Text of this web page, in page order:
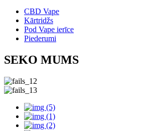
CBD Vape
Kārtridžs
Pod Vape ierīce
Piederumi
SEKO MUMS